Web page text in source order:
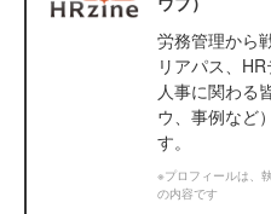
労務管理から
リアパス、
人事に関わる
ウ、事例など
す。
※プロフィールは、
の内容です